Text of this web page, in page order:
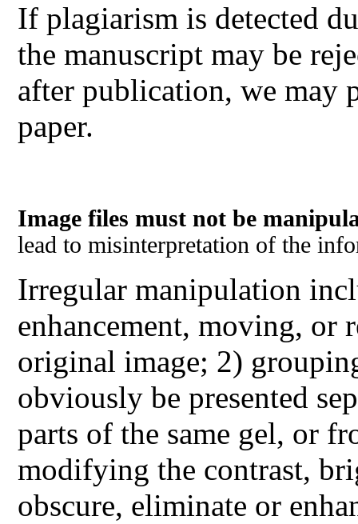
If plagiarism is detected
the manuscript may be
after publication, we may
paper.
Image files must not be
lead to misinterpretation of the
Irregular manipulation
enhancement, moving, or
original image; 2)
obviously be presented
parts of the same gel, or
modifying the contrast,
obscure, eliminate or